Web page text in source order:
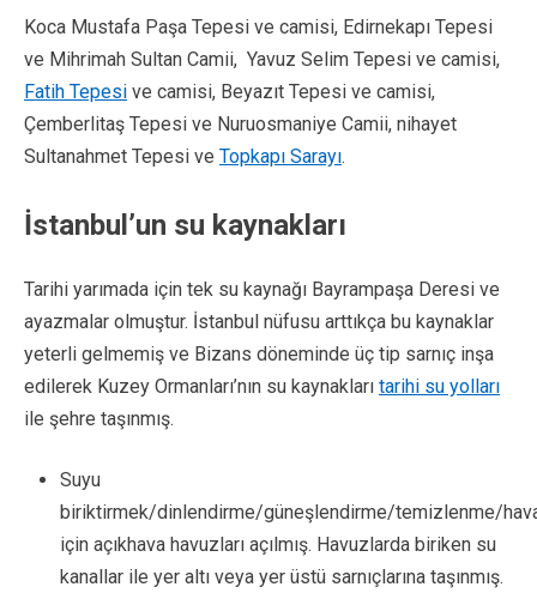
Koca Mustafa Paşa Tepesi ve camisi, Edirnekapı Tepesi
ve Mihrimah Sultan Camii, Yavuz Selim Tepesi ve camisi,
Fatih Tepesi ve camisi, Beyazıt Tepesi ve camisi,
Çemberlitaş Tepesi ve Nuruosmaniye Camii, nihayet
Sultanahmet Tepesi ve Topkapı Sarayı.
İstanbul’un su kaynakları
Tarihi yarımada için tek su kaynağı Bayrampaşa Deresi ve
ayazmalar olmuştur. İstanbul nüfusu arttıkça bu kaynaklar
yeterli gelmemiş ve Bizans döneminde üç tip sarnıç inşa
edilerek Kuzey Ormanları’nın su kaynakları tarihi su yolları
ile şehre taşınmış.
Suyu
biriktirmek/dinlendirme/güneşlendirme/temizlenme/
için açıkhava havuzları açılmış. Havuzlarda biriken su
kanallar ile yer altı veya yer üstü sarnıçlarına taşınmış.